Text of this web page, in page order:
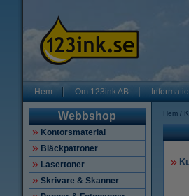
Hem Om 123ink AB
Webbshop
Kontorsmaterial
Bläckpatroner
Lasertoner
Skrivare & Skanner
Hem